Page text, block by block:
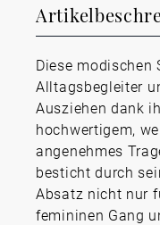
Diese modischen
Alltagsbegleiter
Ausziehen dank
hochwertigem,
angenehmes
besticht durch
Absatz nicht nur
femininen Gang